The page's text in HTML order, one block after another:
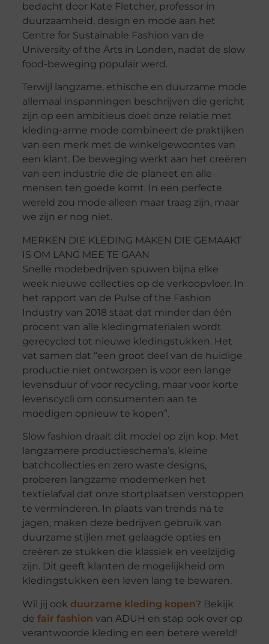
bedacht door Kate Fletcher, professor in
duurzaamheid, design en mode aan het
Centre for Sustainable Fashion van de
University of the Arts in Londen, nadat de slow
food-beweging populair werd.
Terwijl langzame, ethische en duurzame mode
allemaal inspanningen beschrijven die gericht
zijn op een ambitieus doel: onze relatie met
kleding-arme mode combineert de praktijken
van een merk met de winkelgewoontes van
een klant. De beweging werkt aan het creëren
van een industrie die de planeet en alle
mensen ten goede komt. In een perfecte
wereld zou mode alleen maar traag zijn, maar
we zijn er nog niet.
MERKEN DIE KLEDING MAKEN DIE GEMAAKT
IS OM LANG MEE TE GAAN
Snelle modebedrijven spuwen bijna elke
week nieuwe collecties op de verkoopvloer. In
het rapport van de Pulse of the Fashion
Industry van 2018 staat dat minder dan één
procent van alle kledingmaterialen wordt
gerecycled tot nieuwe kledingstukken. Het
vat samen dat “een groot deel van de huidige
productie niet ontworpen is voor een lange
levensduur of voor recycling, maar voor korte
levenscycli om consumenten aan te
moedigen opnieuw te kopen”.
Slow fashion draait dit model op zijn kop. Met
langzamere productieschema’s, kleine
batchcollecties en zero waste designs,
proberen langzame modemerken het
textielafval dat onze stortplaatsen verstoppen
te verminderen. In plaats van trends na te
jagen, maken deze bedrijven gebruik van
duurzame stijlen met gelaagde opties en
creëren ze stukken die klassiek en veelzijdig
zijn. Dit geeft klanten de mogelijkheid om
kledingstukken een leven lang te bewaren.
Wil jij ook duurzame kleding kopen? Bekijk
de fair fashion van ADUH en stap ook over op
verantwoorde kleding en een betere wereld!